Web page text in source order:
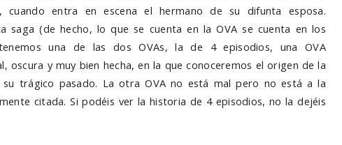
cuando entra en escena el hermano de su difunta esposa.
saga (de hecho, lo que se cuenta en la OVA se cuenta en los
una de las dos OVAs, la de 4 episodios, una OVA
oscura y muy bien hecha, en la que conoceremos el origen de la
su trágico pasado. La otra OVA no está mal pero no está a la
citada. Si podéis ver la historia de 4 episodios, no la dejéis